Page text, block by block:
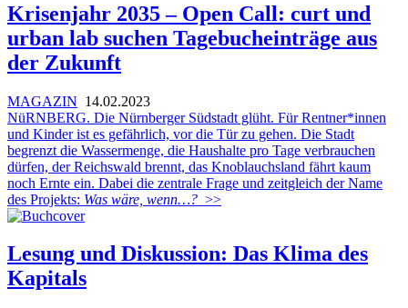
Krisenjahr 2035 – Open Call: curt und
urban lab suchen Tagebucheinträge aus
der Zukunft
MAGAZIN 14.02.2023
NüRNBERG. Die Nürnberger Südstadt glüht. Für Rentner*innen
und Kinder ist es gefährlich, vor die Tür zu gehen. Die Stadt
begrenzt die Wassermenge, die Haushalte pro Tage verbrauchen
dürfen, der Reichswald brennt, das Knoblauchsland fährt kaum
noch Ernte ein. Dabei die zentrale Frage und zeitgleich der Name
des Projekts: Was wäre, wenn…? >>
Lesung und Diskussion: Das Klima des
Kapitals